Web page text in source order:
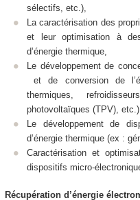
sélectifs, etc.),
La caractérisation des
et leur optimisation à
d’énergie thermique,
Le développement de
et de conversion de
thermiques,
photovoltaïques (TPV), etc.),
Le développement de
d’énergie thermique (ex :
Caractérisation et
dispositifs micro-
Récupération d’énergie